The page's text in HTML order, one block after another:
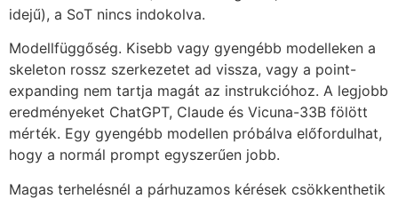
idejű), a SoT nincs indokolva.
Modellfüggőség. Kisebb vagy gyengébb modelleken a
skeleton rossz szerkezetet ad vissza, vagy a point-
expanding nem tartja magát az instrukcióhoz. A legjobb
eredményeket ChatGPT, Claude és Vicuna-33B fölött
mérték. Egy gyengébb modellen próbálva előfordulhat,
hogy a normál prompt egyszerűen jobb.
Magas terhelésnél a párhuzamos kérések csökkenthetik